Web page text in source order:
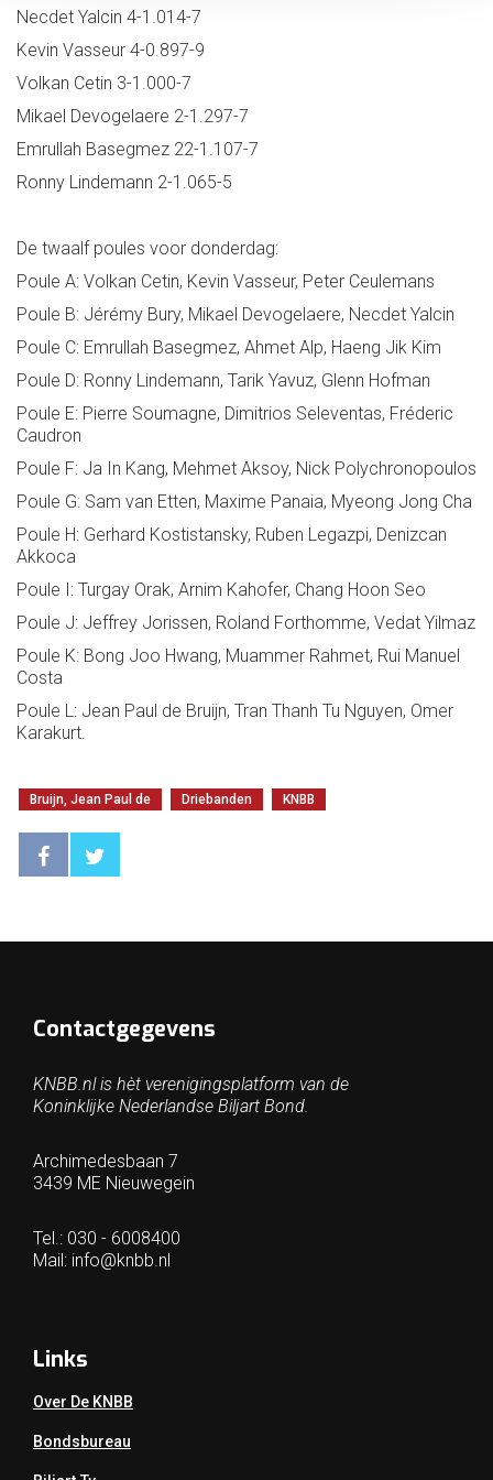
Necdet Yalcin 4-1.014-7
Kevin Vasseur 4-0.897-9
Volkan Cetin 3-1.000-7
Mikael Devogelaere 2-1.297-7
Emrullah Basegmez 22-1.107-7
Ronny Lindemann 2-1.065-5
De twaalf poules voor donderdag:
Poule A: Volkan Cetin, Kevin Vasseur, Peter Ceulemans
Poule B: Jérémy Bury, Mikael Devogelaere, Necdet Yalcin
Poule C: Emrullah Basegmez, Ahmet Alp, Haeng Jik Kim
Poule D: Ronny Lindemann, Tarik Yavuz, Glenn Hofman
Poule E: Pierre Soumagne, Dimitrios Seleventas, Fréderic
Caudron
Poule F: Ja In Kang, Mehmet Aksoy, Nick Polychronopoulos
Poule G: Sam van Etten, Maxime Panaia, Myeong Jong Cha
Poule H: Gerhard Kostistansky, Ruben Legazpi, Denizcan
Akkoca
Poule I: Turgay Orak, Arnim Kahofer, Chang Hoon Seo
Poule J: Jeffrey Jorissen, Roland Forthomme, Vedat Yilmaz
Poule K: Bong Joo Hwang, Muammer Rahmet, Rui Manuel
Costa
Poule L: Jean Paul de Bruijn, Tran Thanh Tu Nguyen, Omer
Karakurt.
Bruijn, Jean Paul de Driebanden KNBB
Contactgegevens
KNBB.nl is hèt verenigingsplatform van de
Koninklijke Nederlandse Biljart Bond.
Archimedesbaan 7
3439 ME Nieuwegein
Tel.: 030 - 6008400
Mail: info@knbb.nl
Links
Over De KNBB
Bondsbureau